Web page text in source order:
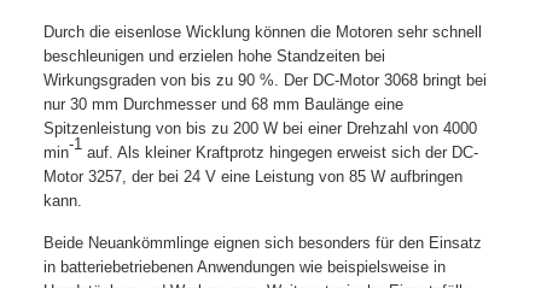
Durch die eisenlose Wicklung können die Motoren sehr schnell
beschleunigen und erzielen hohe Standzeiten bei
Wirkungsgraden von bis zu 90 %. Der DC-Motor 3068 bringt bei
nur 30 mm Durchmesser und 68 mm Baulänge eine
Spitzenleistung von bis zu 200 W bei einer Drehzahl von 4000
min-1 auf. Als kleiner Kraftprotz hingegen erweist sich der DC-
Motor 3257, der bei 24 V eine Leistung von 85 W aufbringen
kann.
Beide Neuankömmlinge eignen sich besonders für den Einsatz
in batteriebetriebenen Anwendungen wie beispielsweise in